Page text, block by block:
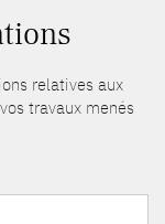
relatives aux
travaux menés